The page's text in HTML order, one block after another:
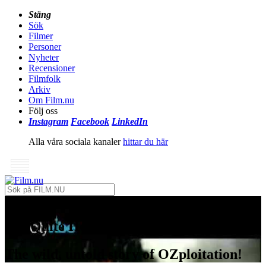
Stäng
Sök
Filmer
Personer
Nyheter
Recensioner
Filmfolk
Arkiv
Om Film.nu
Följ oss
Instagram Facebook LinkedIn
Alla våra sociala kanalerhittar du här
Not Quite Hollywood (2008)
The wild, untold story of OZploitation!